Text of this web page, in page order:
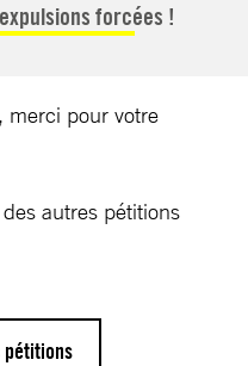
forcées !
merci pour votre
autres pétitions
pétitions